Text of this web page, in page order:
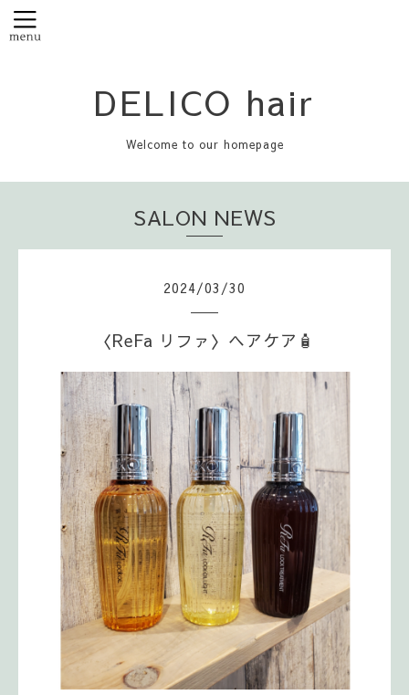
DELICO hair
Welcome to our homepage
SALON NEWS
2024/03 /30
〈ReFa リファ〉ヘアケア🧴